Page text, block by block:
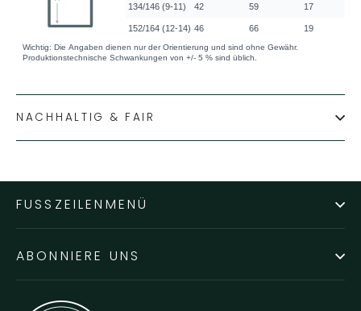
NACHHALTIG & FAIR
FUSSZEILENMENÜ
ABONNIERE UNS